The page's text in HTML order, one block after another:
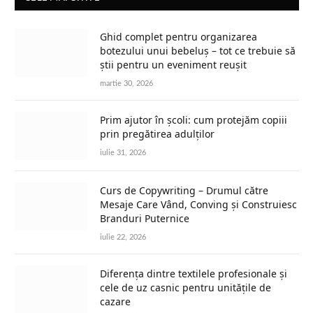
Ghid complet pentru organizarea
botezului unui bebeluș – tot ce trebuie să
știi pentru un eveniment reușit
martie 30, 2026
Prim ajutor în școli: cum protejăm copiii
prin pregătirea adulților
iulie 31, 2026
Curs de Copywriting – Drumul către
Mesaje Care Vând, Conving și Construiesc
Branduri Puternice
iulie 22, 2026
Diferența dintre textilele profesionale și
cele de uz casnic pentru unitățile de
cazare